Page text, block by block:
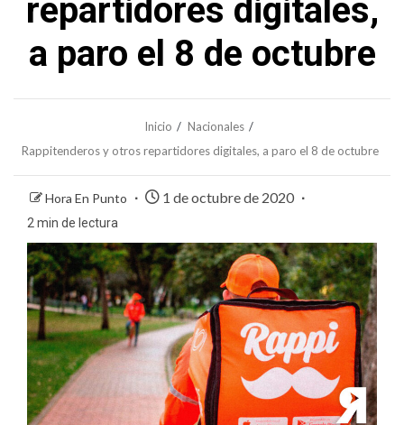
repartidores digitales,
a paro el 8 de octubre
Inicio
Nacionales
Rappitenderos y otros repartidores digitales, a paro el 8 de octubre
Hora En Punto 1 de octubre de 2020
2 min de lectura